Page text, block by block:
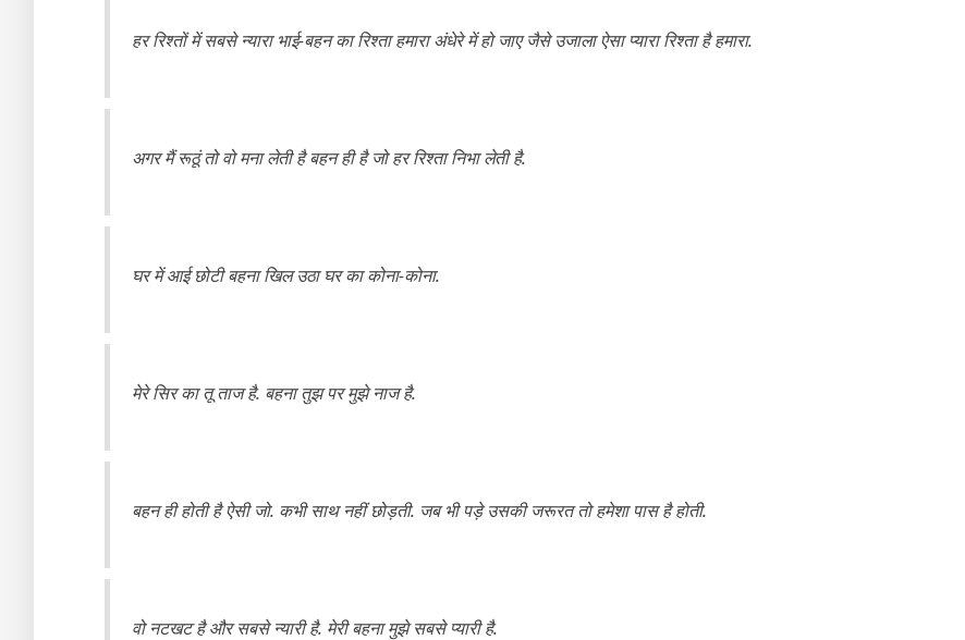
हर रिश्तों में सबसे न्यारा भाई-बहन का रिश्ता हमारा अंधेरे में हो जाए जैसे उजाला ऐसा प्यारा रिश्ता है हमारा.
अगर मैं रूठूं तो वो मना लेती है बहन ही है जो हर रिश्ता निभा लेती है.
घर में आई छोटी बहना खिल उठा घर का कोना-कोना.
मेरे सिर का तू ताज है. बहना तुझ पर मुझे नाज है.
बहन ही होती है ऐसी जो. कभी साथ नहीं छोड़ती. जब भी पड़े उसकी जरूरत तो हमेशा पास है होती.
वो नटखट है और सबसे न्यारी है. मेरी बहना मुझे सबसे प्यारी है.